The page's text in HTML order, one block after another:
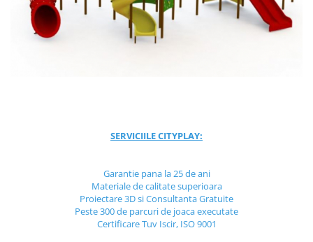
Jocuri cu nisip
Echipamente de catarat
Fotbal si Handbal
SERVICIILE CITYPLAY:
Garantie pana la 25 de ani
Materiale de calitate superioara
Proiectare 3D si Consultanta Gratuite
Peste 300 de parcuri de joaca executate
Certificare Tuv Iscir, ISO 9001